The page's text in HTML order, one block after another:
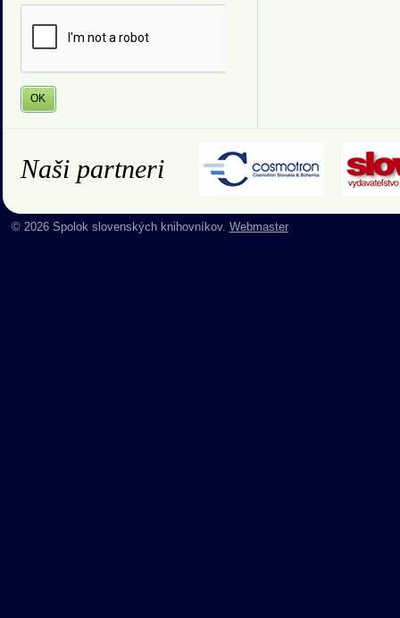
Naši partneri
© 2026 Spolok slovenských knihovníkov. Webmaster